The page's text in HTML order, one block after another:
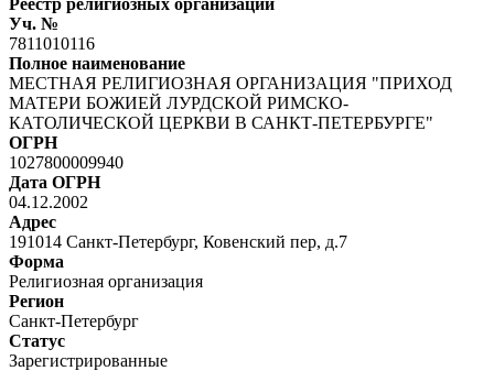
Уч. №
7811010116
Полное наименование
МЕСТНАЯ РЕЛИГИОЗНАЯ ОРГАНИЗАЦИЯ "ПРИХОД
МАТЕРИ БОЖИЕЙ ЛУРДСКОЙ РИМСКО-
КАТОЛИЧЕСКОЙ ЦЕРКВИ В САНКТ-ПЕТЕРБУРГЕ"
ОГРН
1027800009940
Дата ОГРН
04.12.2002
Адрес
191014 Санкт-Петербург, Ковенский пер, д.7
Форма
Религиозная организация
Регион
Санкт-Петербург
Статус
Зарегистрированные